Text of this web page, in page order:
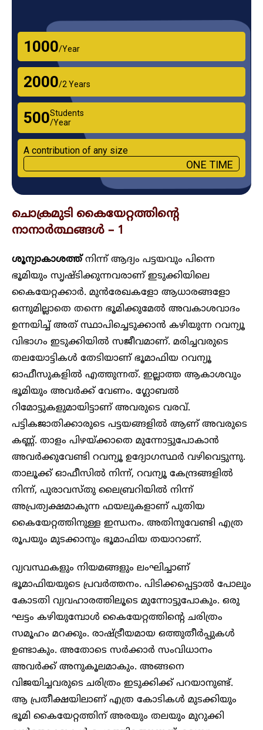
₹1000/Year
₹2000/2 Years
₹500Students
/Year
A contribution of any size
ONE TIME
ചൊക്രമുടി കൈയേറ്റത്തിന്റെ
നാനാർത്ഥങ്ങൾ – 1
ശൂന്യാകാശത്ത്നിന്ന് ആദ്യം പട്ടയവും പിന്നെ
ഭൂമിയും സൃഷ്ടിക്കുന്നവരാണ് ഇടുക്കിയിലെ
കൈയേറ്റക്കാർ. മുൻരേഖകളോ ആധാരങ്ങളോ
ഒന്നുമില്ലാതെ തന്നെ ഭൂമിക്കുമേൽ അവകാശവാദം
ഉന്നയിച്ച് അത് സ്ഥാപിച്ചെടുക്കാൻ കഴിയുന്ന റവന്യൂ
വിഭാഗം ഇടുക്കിയിൽ സജീവമാണ്. മരിച്ചവരുടെ
തലയോട്ടികൾ തേടിയാണ് ഭൂമാഫിയ റവന്യൂ
ഓഫീസുകളിൽ എത്തുന്നത്. ഇല്ലാത്ത ആകാശവും
ഭൂമിയും അവർക്ക് വേണം. ഗ്ലോബൽ
റിമോട്ടുകളുമായിട്ടാണ് അവരുടെ വരവ്.
പട്ടികജാതിക്കാരുടെ പട്ടയങ്ങളിൽ ആണ് അവരുടെ
കണ്ണ്. താളം പിഴയ്ക്കാതെ മുന്നോട്ടുപോകാൻ
അവർക്കുവേണ്ടി റവന്യൂ ഉദ്യോഗസ്ഥർ വഴിവെട്ടുന്നു.
താലൂക്ക് ഓഫീസിൽ നിന്ന്, റവന്യൂ കേന്ദ്രങ്ങളിൽ
നിന്ന്, പുരാവസ്തു ലൈബ്രറിയിൽ നിന്ന്
അപ്രത്യക്ഷമാകുന്ന ഫയലുകളാണ് പുതിയ
കൈയേറ്റത്തിനുള്ള ഇന്ധനം. അതിനുവേണ്ടി എത്ര
രൂപയും മുടക്കാനും ഭൂമാഫിയ തയാറാണ്.
വ്യവസ്ഥകളും നിയമങ്ങളും ലംഘിച്ചാണ്
ഭൂമാഫിയയുടെ പ്രവർത്തനം. പിടിക്കപ്പെട്ടാൽ പോലും
കോടതി വ്യവഹാരത്തിലൂടെ മുന്നോട്ടുപോകും. ഒരു
ഘട്ടം കഴിയുമ്പോൾ കൈയേറ്റത്തിന്റെ ചരിത്രം
സമൂഹം മറക്കും. രാഷ്ട്രീയമായ ഒത്തുതീർപ്പുകൾ
ഉണ്ടാകും. അതോടെ സർക്കാർ സംവിധാനം
അവർക്ക് അനുകൂലമാകും. അങ്ങനെ
വിജയിച്ചവരുടെ ചരിത്രം ഇടുക്കിക്ക് പറയാനുണ്ട്.
ആ പ്രതീക്ഷയിലാണ് എത്ര കോടികൾ മുടക്കിയും
ഭൂമി കൈയേറ്റത്തിന് അരയും തലയും മുറുക്കി